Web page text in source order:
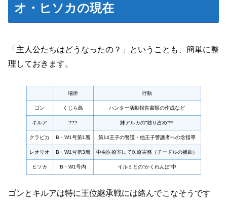
オ・ヒソカの現在
「主人公たちはどうなったの？」ということも、簡単に整
理しておきます。
場所 行動
ゴン くじら島 ハンター活動報告書類の作成など
キルア ??? 妹アルカの“独り占め”中
クラピカ B・W1号第1層 第14王子の警護・他王子警護者への念指導
レオリオ B・W1号第3層 中央医療室にて医療実務（チードルの補助）
ヒソカ B・W1号内 イルミとの“かくれんぼ”中
ゴンとキルアは特に王位継承戦には絡んでこなそうです